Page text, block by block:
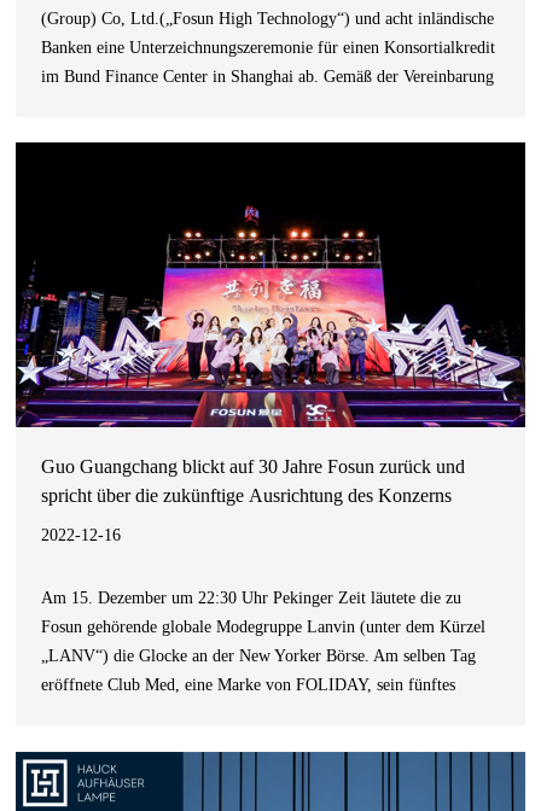
(Group) Co, Ltd.(„Fosun High Technology“) und acht inländische
Banken eine Unterzeichnungszeremonie für einen Konsortialkredit
im Bund Finance Center in Shanghai ab. Gemäß der Vereinbarung
Guo Guangchang blickt auf 30 Jahre Fosun zurück und
spricht über die zukünftige Ausrichtung des Konzerns
2022-12-16
Am 15. Dezember um 22:30 Uhr Pekinger Zeit läutete die zu
Fosun gehörende globale Modegruppe Lanvin (unter dem Kürzel
„LANV“) die Glocke an der New Yorker Börse. Am selben Tag
eröffnete Club Med, eine Marke von FOLIDAY, sein fünftes
sic